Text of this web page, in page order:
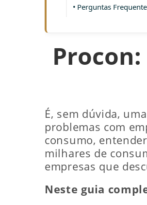
Perguntas
É, sem dúvida,
problemas com
consumo,
milhares de
empresas que
Neste guia